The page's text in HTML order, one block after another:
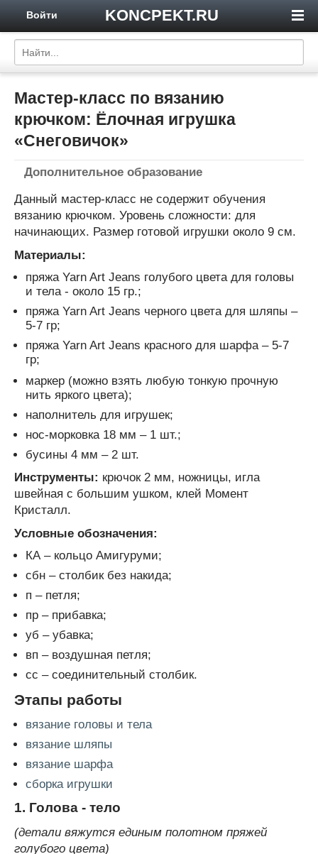
KONCPEKT.RU
Войти
Мастер-класс по вязанию
крючком: Ёлочная игрушка
«Снеговичок»
Дополнительное образование
Данный мастер-класс не содержит обучения
вязанию крючком. Уровень сложности: для
начинающих. Размер готовой игрушки около 9 см.
Материалы:
пряжа Yarn Art Jeans голубого цвета для головы
и тела - около 15 гр.;
пряжа Yarn Art Jeans черного цвета для шляпы –
5-7 гр;
пряжа Yarn Art Jeans красного для шарфа – 5-7
гр;
маркер (можно взять любую тонкую прочную
нить яркого цвета);
наполнитель для игрушек;
нос-морковка 18 мм – 1 шт.;
бусины 4 мм – 2 шт.
Инструменты: крючок 2 мм, ножницы, игла
швейная с большим ушком, клей Момент
Кристалл.
Условные обозначения:
КА – кольцо Амигуруми;
сбн – столбик без накида;
п – петля;
пр – прибавка;
уб – убавка;
вп – воздушная петля;
сс – соединительный столбик.
Этапы работы
вязание головы и тела
вязание шляпы
вязание шарфа
сборка игрушки
1. Голова - тело
(детали вяжутся единым полотном пряжей
голубого цвета)